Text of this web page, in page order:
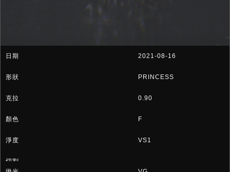
2021-08-16
PRINCESS
0.90
F
VS1